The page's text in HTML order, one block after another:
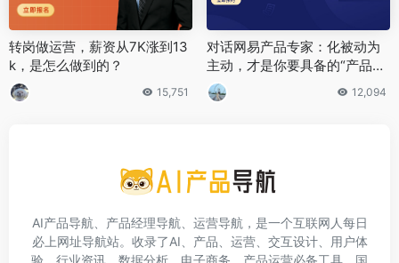
转岗做运营，薪资从7K涨到13
k，是怎么做到的？
15,751
对话网易产品专家：化被动为
主动，才是你要具备的“产品思
维”
12,094
AI产品导航、产品经理导航、运营导航，是一个互联网人每日
必上网址导航站。收录了AI、产品、运营、交互设计、用户体
验、行业资讯、数据分析、电子商务、产品运营必备工具、国